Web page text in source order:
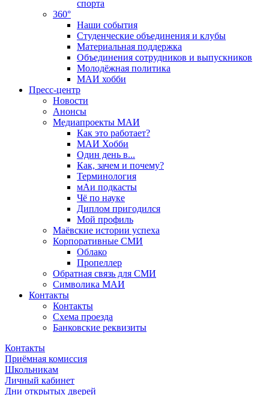
спорта
360°
Наши события
Студенческие объединения и клубы
Материальная поддержка
Объединения сотрудников и выпускников
Молодёжная политика
МАИ хобби
Пресс-центр
Новости
Анонсы
Медиапроекты МАИ
Как это работает?
МАИ Хобби
Один день в...
Как, зачем и почему?
Терминология
мАи подкасты
Чё по науке
Диплом пригодился
Мой профиль
Маёвские истории успеха
Корпоративные СМИ
Облако
Пропеллер
Обратная связь для СМИ
Символика МАИ
Контакты
Контакты
Схема проезда
Банковские реквизиты
Контакты
Приёмная комиссия
Школьникам
Личный кабинет
Дни открытых дверей